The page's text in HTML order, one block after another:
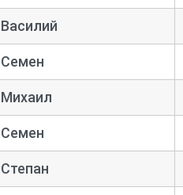
Василий
Семен
Михаил
Семен
Степан